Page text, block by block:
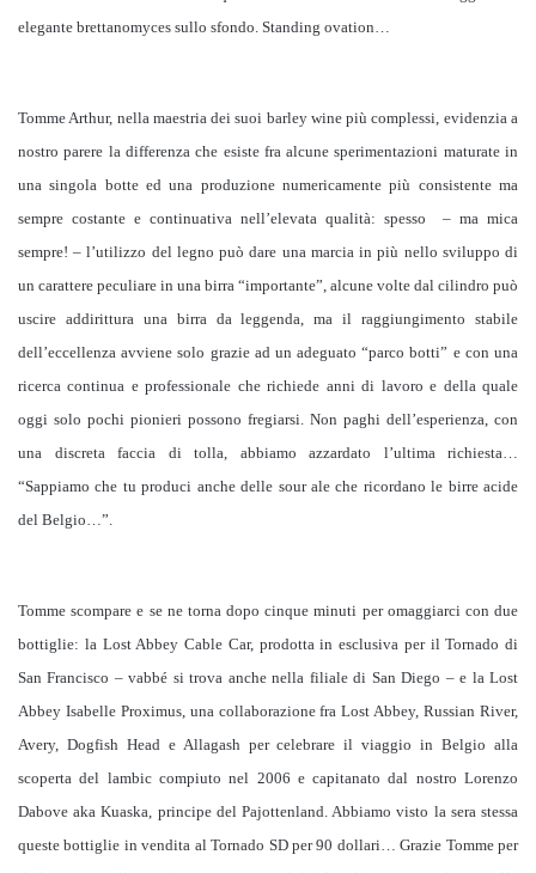
elegante brettanomyces sullo sfondo. Standing ovation…
Tomme Arthur, nella maestria dei suoi barley wine più complessi, evidenzia a
nostro parere la differenza che esiste fra alcune sperimentazioni maturate in
una singola botte ed una produzione numericamente più consistente ma
sempre costante e continuativa nell’elevata qualità: spesso – ma mica
sempre! – l’utilizzo del legno può dare una marcia in più nello sviluppo di
un carattere peculiare in una birra “importante”, alcune volte dal cilindro può
uscire addirittura una birra da leggenda, ma il raggiungimento stabile
dell’eccellenza avviene solo grazie ad un adeguato “parco botti” e con una
ricerca continua e professionale che richiede anni di lavoro e della quale
oggi solo pochi pionieri possono fregiarsi. Non paghi dell’esperienza, con
una discreta faccia di tolla, abbiamo azzardato l’ultima richiesta…
“Sappiamo che tu produci anche delle sour ale che ricordano le birre acide
del Belgio…”.
Tomme scompare e se ne torna dopo cinque minuti per omaggiarci con due
bottiglie: la Lost Abbey Cable Car, prodotta in esclusiva per il Tornado di
San Francisco – vabbé si trova anche nella filiale di San Diego – e la Lost
Abbey Isabelle Proximus, una collaborazione fra Lost Abbey, Russian River,
Avery, Dogfish Head e Allagash per celebrare il viaggio in Belgio alla
scoperta del lambic compiuto nel 2006 e capitanato dal nostro Lorenzo
Dabove aka Kuaska, principe del Pajottenland. Abbiamo visto la sera stessa
queste bottiglie in vendita al Tornado SD per 90 dollari… Grazie Tomme per